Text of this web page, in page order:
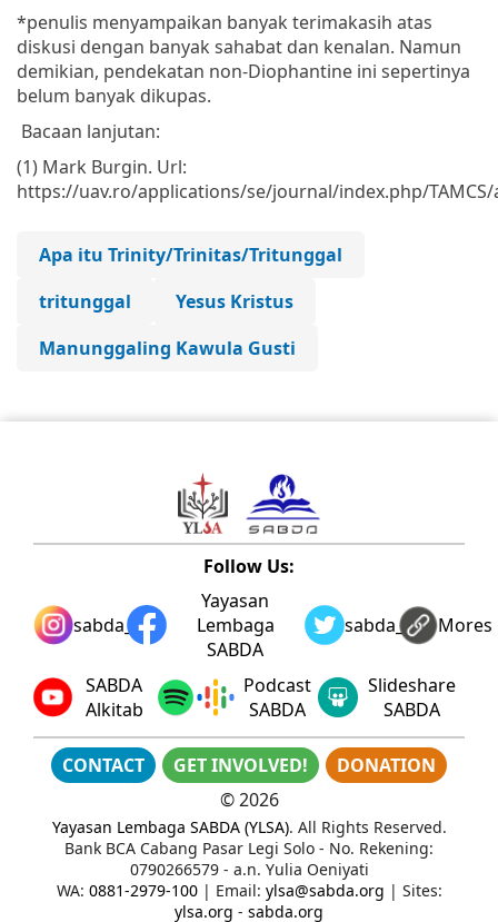
*penulis menyampaikan banyak terimakasih atas
diskusi dengan banyak sahabat dan kenalan. Namun
demikian, pendekatan non-Diophantine ini sepertinya
belum banyak dikupas.
Bacaan lanjutan:
(1) Mark Burgin. Url:
https://uav.ro/applications/se/journal/index.php/
Apa itu Trinity/Trinitas/Tritunggal
tritunggal
Yesus Kristus
Manunggaling Kawula Gusti
Follow Us:
sabda_ylsa
Yayasan
Lembaga
SABDA
sabda_ylsaMores
SABDA
Alkitab
Podcast
SABDA
Slideshare
SABDA
CONTACT GET INVOLVED!
DONATION
©2026
Yayasan Lembaga SABDA (YLSA). All Rights Reserved.
Bank BCA Cabang Pasar Legi Solo - No. Rekening:
0790266579 - a.n. Yulia Oeniyati
WA: 0881-2979-100| Email: ylsa@sabda.org | Sites:
ylsa.org - sabda.org